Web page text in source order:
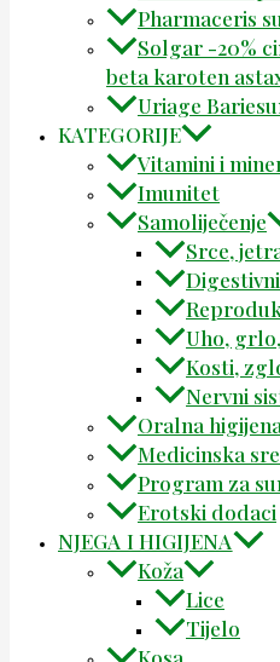
Pharmaceris
Solgar -20%
beta karoten
Uriage
KATEGORIJE
Vitamini i
Imunitet
Samoliječenje
Srce,
Uho,
Kosti,
Nervni
Oralna
Medicinska
Program za
Erotski dodaci
NJEGA I HIGIJENA
Koža
Lice
Tijelo